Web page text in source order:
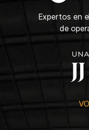
Expertos en
de